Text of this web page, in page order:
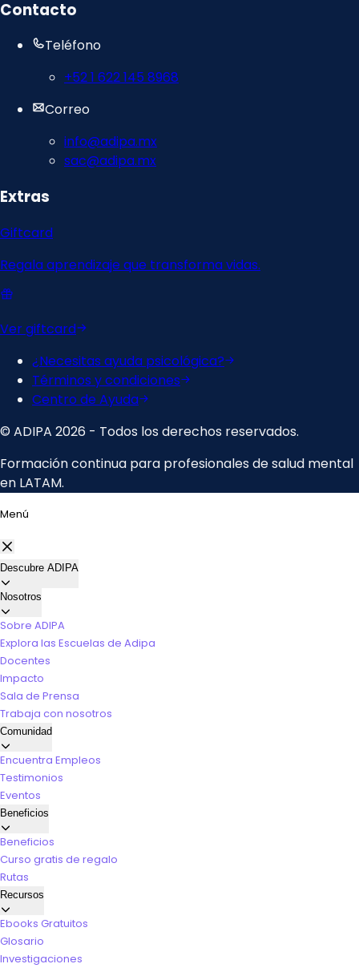
Menú
Descubre ADIPA
Nosotros
Sobre ADIPA
Explora las Escuelas de Adipa
Docentes
Impacto
Sala de Prensa
Trabaja con nosotros
Comunidad
Encuentra Empleos
Testimonios
Eventos
Beneficios
Beneficios
Curso gratis de regalo
Rutas
Recursos
Ebooks Gratuitos
Glosario
Investigaciones